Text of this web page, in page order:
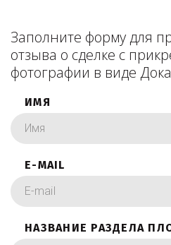
Заполните форму для
отзыва о сделке с
фотографии в виде
ИМЯ
E-MAIL
НАЗВАНИЕ РАЗДЕЛА